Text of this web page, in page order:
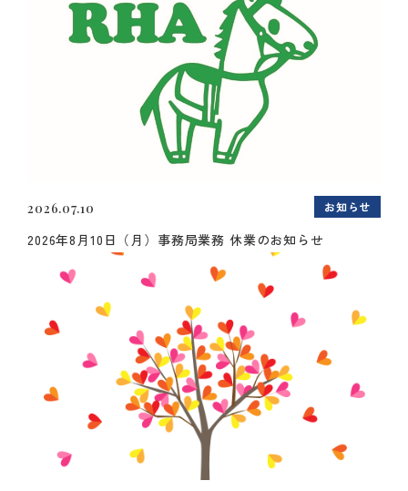
2026.07.10 お知らせ
2026年8月10日（月）事務局業務 休業のお知らせ